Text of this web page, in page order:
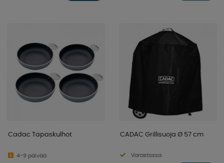
Cadac Tapaskulhot
4-9 päivää
CADAC Grillisuoja Ø 57 cm
Varastossa